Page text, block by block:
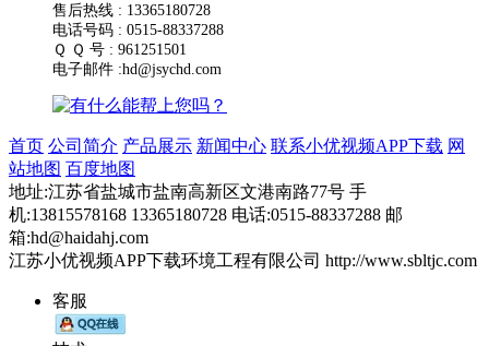
售后热线 : 13365180728
电话号码 : 0515-88337288
Ｑ Ｑ 号 : 961251501
电子邮件 :hd@jsychd.com
首页 公司简介 产品展示 新闻中心 联系小优视频APP下载 网
站地图 百度地图
地址:江苏省盐城市盐南高新区文港南路77号 手
机:13815578168 13365180728 电话:0515-88337288 邮
箱:hd@haidahj.com
江苏小优视频APP下载环境工程有限公司 http://www.sbltjc.com
客服